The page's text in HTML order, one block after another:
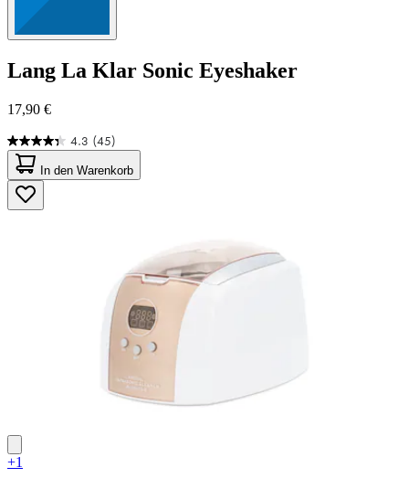
Lang La Klar Sonic Eyeshaker
17,90 €
4.3 (45)
4.3
von
5
Sternen.
45
In den Warenkorb
+1